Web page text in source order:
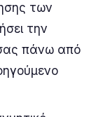
των
την
πάνω από